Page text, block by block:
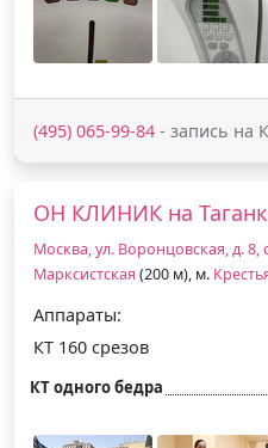
(495) 065-99-84 - запись на
ОН КЛИНИК на
Москва, ул. Воронцовская, д. 8,
Марксистская (200 м), м.
Аппараты:
КТ 160 срезов
КТ одного бедра